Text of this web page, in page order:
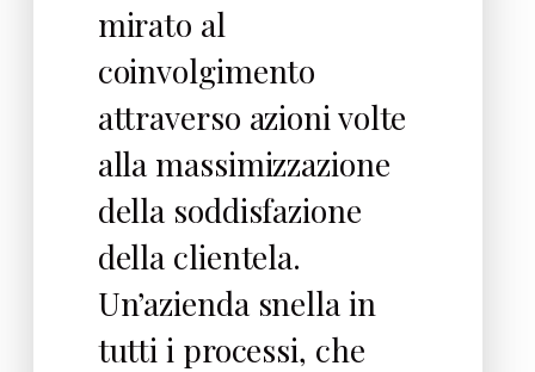
mirato al
coinvolgimento
attraverso azioni volte
alla massimizzazione
della soddisfazione
della clientela.
Un’azienda snella in
tutti i processi, che